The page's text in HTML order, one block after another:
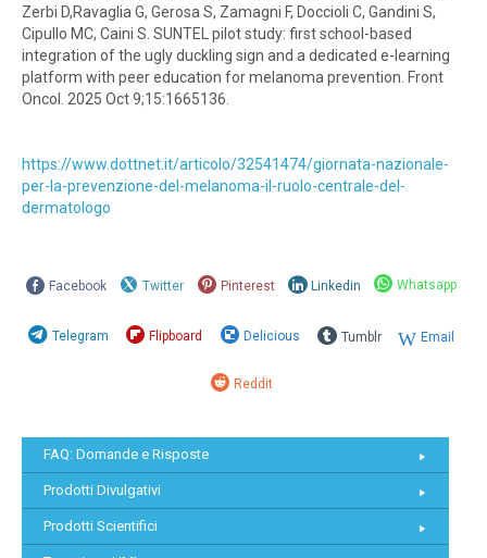
Zerbi D,Ravaglia G, Gerosa S, Zamagni F, Doccioli C, Gandini S,
Cipullo MC, Caini S. SUNTEL pilot study: first school-based
integration of the ugly duckling sign and a dedicated e-learning
platform with peer education for melanoma prevention. Front
Oncol. 2025 Oct 9;15:1665136.
https://www.dottnet.it/articolo/32541474/giornata-nazionale-
per-la-prevenzione-del-melanoma-il-ruolo-centrale-del-
dermatologo
Facebook Twitter Pinterest Linkedin Whatsapp
Telegram Flipboard Delicious Tumblr Email
Reddit
FAQ: Domande e Risposte
Prodotti Divulgativi
Prodotti Scientifici